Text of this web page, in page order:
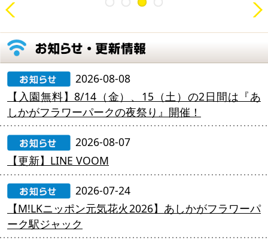
2026-08-08
【入園無料】8/14（金）、15（土）の2日間は『あ
しかがフラワーパークの夜祭り』開催！
2026-08-07
【更新】LINE VOOM
2026-07-24
【M!LKニッポン元気花火2026】あしかがフラワーパ
ーク駅ジャック